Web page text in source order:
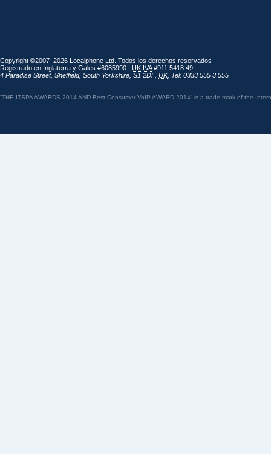
Copyright ©2007–2026 Localphone Ltd . Todos los derechos reservados
Registrado en Inglaterra y Gales #6085990 | UK IVA#911 5418 49
4 Paradise Street, Sheffield, South Yorkshire S1 2DF, UK, Tel: 0333 555 3 555
“THE ITSPA AWARDS 2014 AND Best Consumer VoIP AWARD 2014” is a trade mark of the